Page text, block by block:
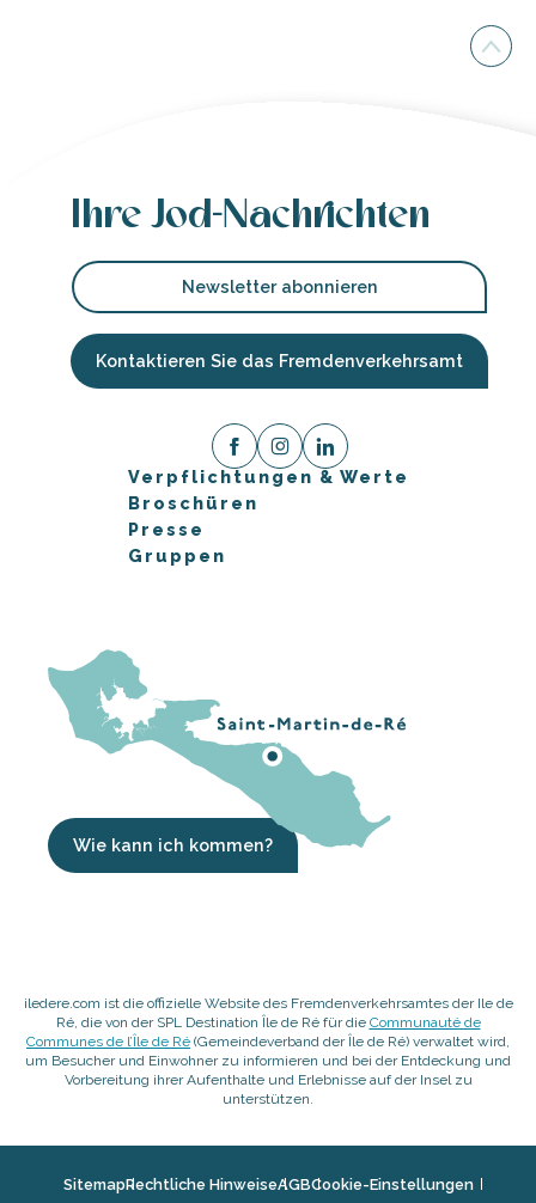
Ihre Jod-Nachrichten
Newsletter abonnieren
Kontaktieren Sie das Fremdenverkehrsamt
Verpflichtungen & Werte
Broschüren
Presse
Gruppen
Wie kann ich kommen?
iledere.com ist die offizielle Website des Fremdenverkehrsamtes der Ile de
Ré, die von der SPL Destination Île de Ré für die Communauté de
Communes de l’Île de Ré (Gemeindeverband der Île de Ré) verwaltet wird,
um Besucher und Einwohner zu informieren und bei der Entdeckung und
Vorbereitung ihrer Aufenthalte und Erlebnisse auf der Insel zu
unterstützen.
SitemapRechtliche HinweiseAGBCookie-Einstellungen